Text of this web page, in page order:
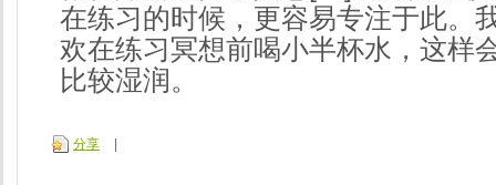
在练习的时候，更容易专注于此。
欢在练习冥想前喝小半杯水，这样
比较湿润。
分享